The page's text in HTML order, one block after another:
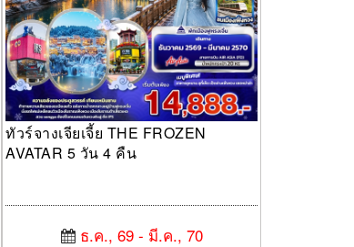
ทัวร์จางเจียเจี้ย THE FROZEN
AVATAR 5 วัน 4 คืน
ธ.ค., 69 - มี.ค., 70